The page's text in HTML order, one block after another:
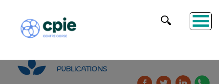
PUBLICATIONS